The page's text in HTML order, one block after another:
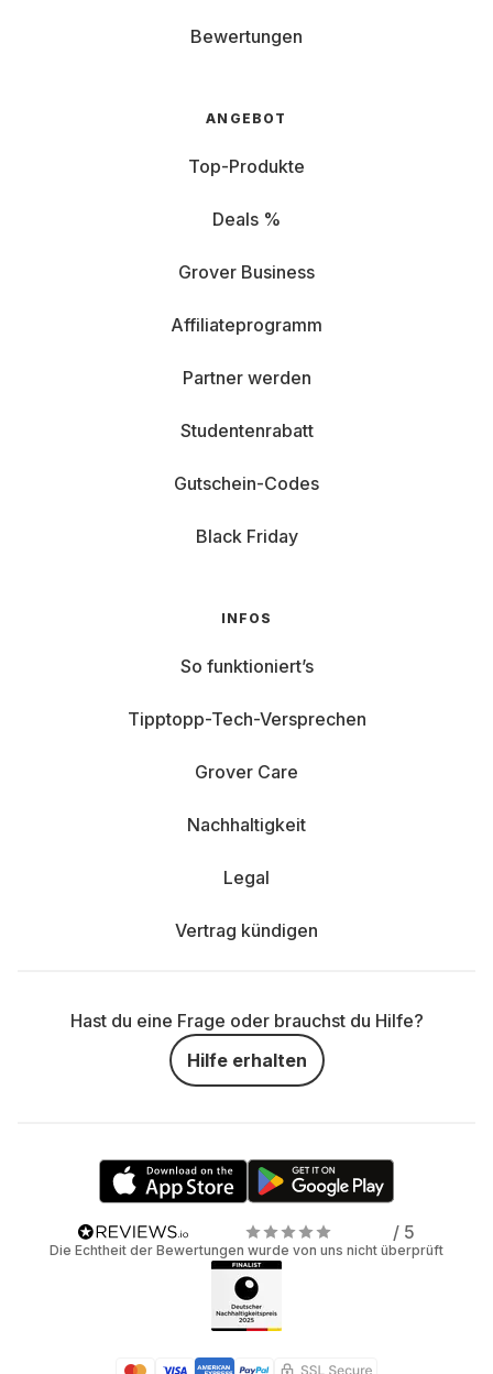
Bewertungen
ANGEBOT
Top-Produkte
Deals %
Grover Business
Affiliateprogramm
Partner werden
Studentenrabatt
Gutschein-Codes
Black Friday
INFOS
So funktioniert’s
Tipptopp-Tech-Versprechen
Grover Care
Nachhaltigkeit
Legal
Vertrag kündigen
Hast du eine Frage oder brauchst du Hilfe?
Hilfe erhalten
/ 5
Die Echtheit der Bewertungen wurde von uns nicht überprüft